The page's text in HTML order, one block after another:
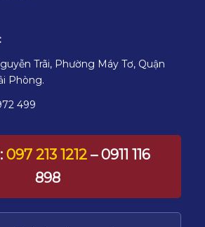
Trãi, Phường Máy Tơ, Quận
Phòng.
499
097 213 1212– 0911 116
898